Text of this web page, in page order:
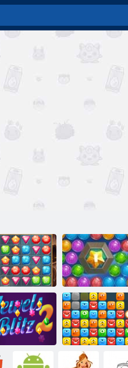
Kincsvadászat
Tengeri buborék
lövöldözős